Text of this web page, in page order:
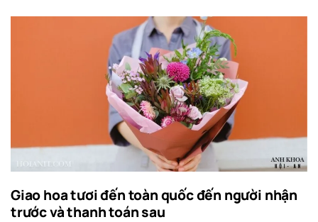
Giao hoa tươi đến toàn quốc đến người nhận
trước và thanh toán sau